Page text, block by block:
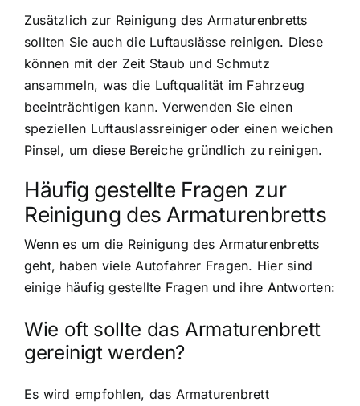
Zusätzlich zur Reinigung des Armaturenbretts
sollten Sie auch die Luftauslässe reinigen. Diese
können mit der Zeit Staub und Schmutz
ansammeln, was die Luftqualität im Fahrzeug
beeinträchtigen kann. Verwenden Sie einen
speziellen Luftauslassreiniger oder einen weichen
Pinsel, um diese Bereiche gründlich zu reinigen.
Häufig gestellte Fragen zur
Reinigung des Armaturenbretts
Wenn es um die Reinigung des Armaturenbretts
geht, haben viele Autofahrer Fragen. Hier sind
einige häufig gestellte Fragen und ihre Antworten:
Wie oft sollte das Armaturenbrett
gereinigt werden?
Es wird empfohlen, das Armaturenbrett